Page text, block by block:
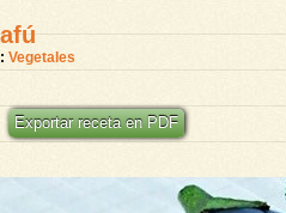
Vegetales
Exportar receta en PDF